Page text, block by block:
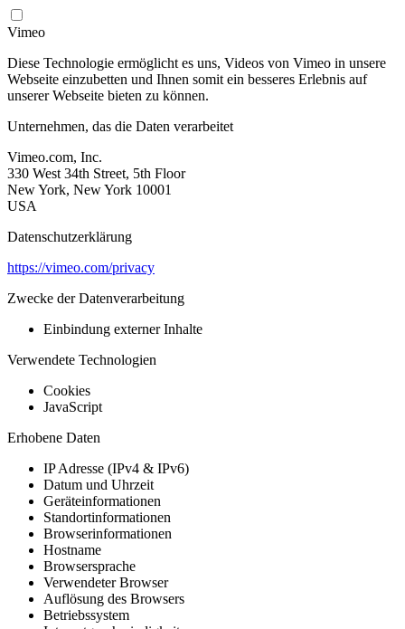
Vimeo
Diese Technologie ermöglicht es uns, Videos von Vimeo in unsere
Webseite einzubetten und Ihnen somit ein besseres Erlebnis auf
unserer Webseite bieten zu können.
Unternehmen, das die Daten verarbeitet
Vimeo.com, Inc.
330 West 34th Street, 5th Floor
New York, New York 10001
USA
Datenschutzerklärung
https://vimeo.com/privacy
Zwecke der Datenverarbeitung
Einbindung externer Inhalte
Verwendete Technologien
Cookies
JavaScript
Erhobene Daten
IP Adresse (IPv4 & IPv6)
Datum und Uhrzeit
Geräteinformationen
Standortinformationen
Browserinformationen
Hostname
Browsersprache
Verwendeter Browser
Auflösung des Browsers
Betriebssystem